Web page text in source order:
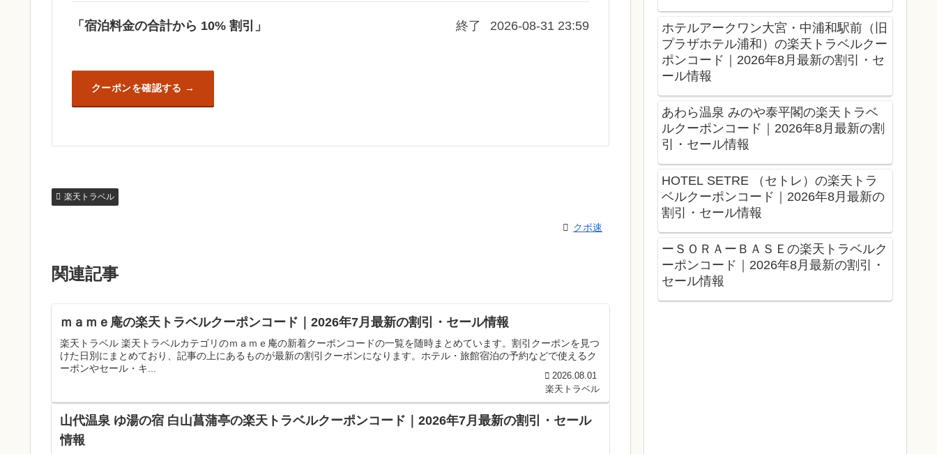
「宿泊料金の合計から 10% 割引」 終了 2026-08-31 23:59
クーポンを確認する
楽天トラベル
クポ速
関連記事
ｍａｍｅ庵の楽天トラベルクーポンコード｜2026年7月最新の割引・セール情報
楽天トラベル 楽天トラベルカテゴリのｍａｍｅ庵の新着クーポンコードの一覧を随時まとめています。割引クーポンを見つ
けた日別にまとめており、記事の上にあるものが最新の割引クーポンになります。ホテル・旅館宿泊の予約などで使えるク
ーポンやセール・キ...
2026.08.01
楽天トラベル
山代温泉 ゆ湯の宿 白山菖蒲亭の楽天トラベルクーポンコード｜2026年7月最新の割引・セール
情報
ホテルアークワン大宮・中浦和駅前（旧
プラザホテル浦和）の楽天トラベルクー
ポンコード｜2026年8月最新の割引・セ
ール情報
あわら温泉 みのや泰平閣の楽天トラベ
ルクーポンコード｜2026年8月最新の割
引・セール情報
HOTEL SETRE （セトレ）の楽天トラ
ベルクーポンコード｜2026年8月最新の
割引・セール情報
ーＳＯＲＡーＢＡＳＥの楽天トラベルク
ーポンコード｜2026年8月最新の割引・
セール情報